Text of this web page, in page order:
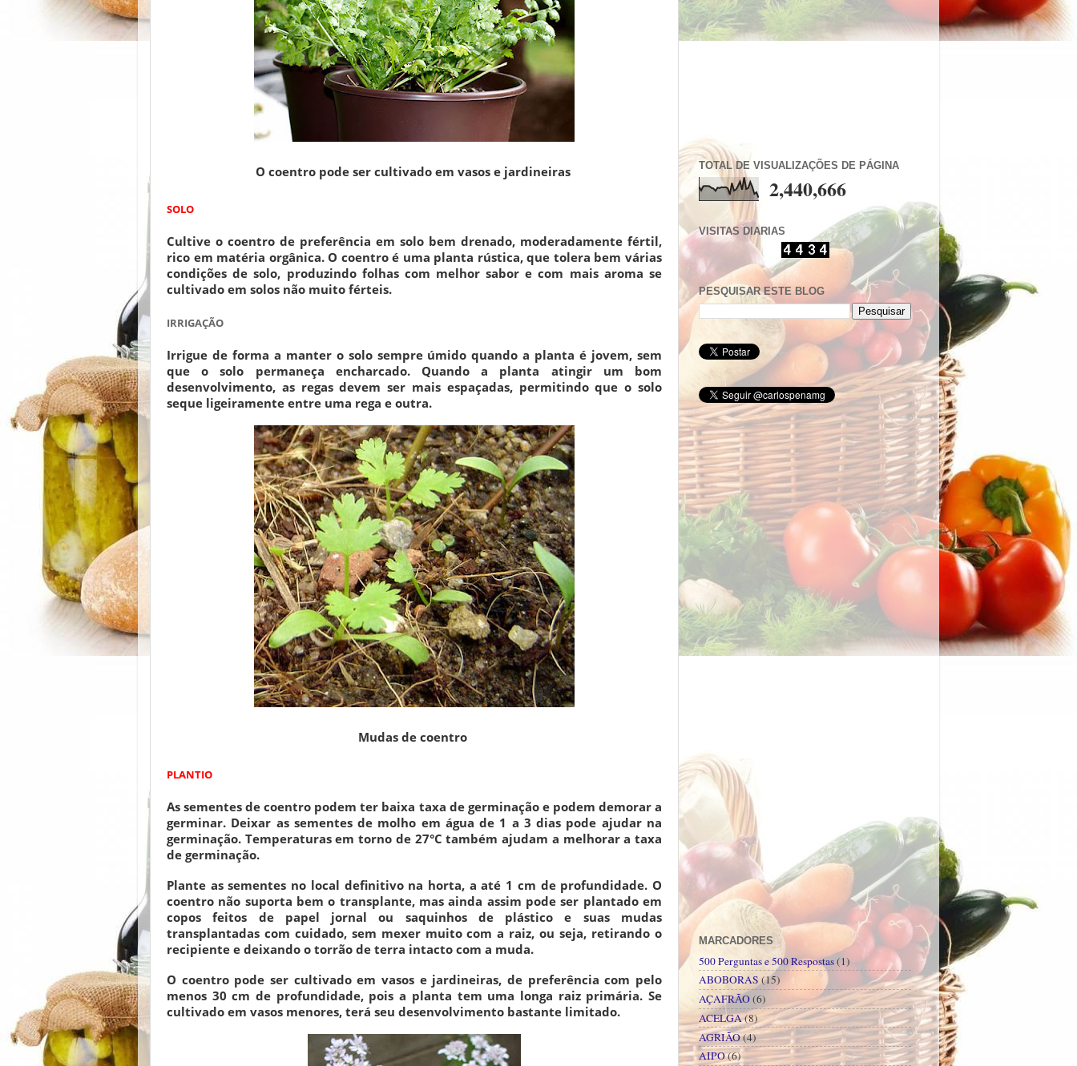
O coentro pode ser cultivado em vasos e jardineiras
SOLO
Cultive o coentro de preferência em solo bem drenado, moderadamente fértil,
rico em matéria orgânica. O coentro é uma planta rústica, que tolera bem várias
condições de solo, produzindo folhas com melhor sabor e com mais aroma se
cultivado em solos não muito férteis.
IRRIGAÇÃO
Irrigue de forma a manter o solo sempre úmido quando a planta é jovem, sem
que o solo permaneça encharcado. Quando a planta atingir um bom
desenvolvimento, as regas devem ser mais espaçadas, permitindo que o solo
seque ligeiramente entre uma rega e outra.
Mudas de coentro
PLANTIO
As sementes de coentro podem ter baixa taxa de germinação e podem demorar a
germinar. Deixar as sementes de molho em água de 1 a 3 dias pode ajudar na
germinação. Temperaturas em torno de 27°C também ajudam a melhorar a taxa
de germinação.
Plante as sementes no local definitivo na horta, a até 1 cm de profundidade. O
coentro não suporta bem o transplante, mas ainda assim pode ser plantado em
copos feitos de papel jornal ou saquinhos de plástico e suas mudas
transplantadas com cuidado, sem mexer muito com a raiz, ou seja, retirando o
recipiente e deixando o torrão de terra intacto com a muda.
O coentro pode ser cultivado em vasos e jardineiras, de preferência com pelo
menos 30 cm de profundidade, pois a planta tem uma longa raiz primária. Se
cultivado em vasos menores, terá seu desenvolvimento bastante limitado.
TOTAL DE VISUALIZAÇÕES DE PÁGINA
2,440,666
VISITAS DIARIAS
PESQUISAR ESTE BLOG
MARCADORES
500 Perguntas e 500 Respostas(1)
ABOBORAS (15)
AÇAFRÃO(6)
ACELGA(8)
AGRIÃO(4)
AIPO(6)